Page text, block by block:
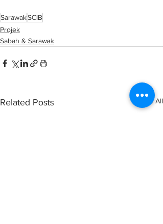
SarawakSCIB
Projek
Sabah & Sarawak
Related Posts See All